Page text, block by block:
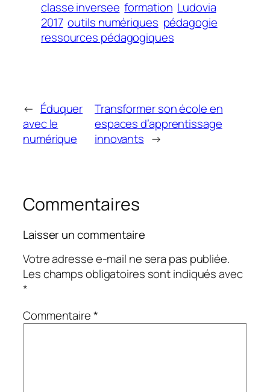
classe inversee formation Ludovia
2017 outils numériques pédagogie
ressources pédagogiques
← Éduquer
avec le
numérique
Transformer son école en
espaces d’apprentissage
innovants →
Commentaires
Laisser un commentaire
Votre adresse e-mail ne sera pas publiée.
Les champs obligatoires sont indiqués avec
*
Commentaire*